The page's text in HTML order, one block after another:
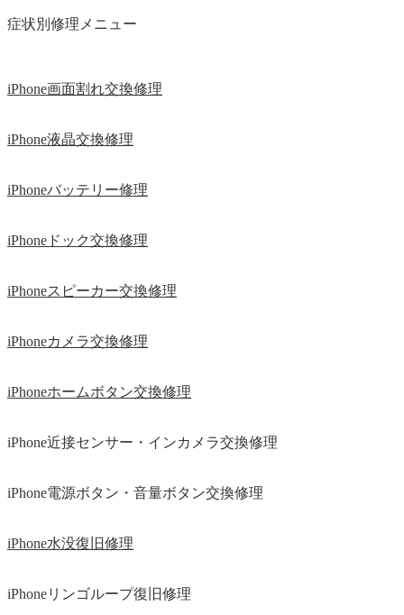
症状別修理メニュー
iPhone画面割れ交換修理
iPhone液晶交換修理
iPhoneバッテリー修理
iPhoneドック交換修理
iPhoneスピーカー交換修理
iPhoneカメラ交換修理
iPhoneホームボタン交換修理
iPhone近接センサー・インカメラ交換修理
iPhone電源ボタン・音量ボタン交換修理
iPhone水没復旧修理
iPhoneリンゴループ復旧修理